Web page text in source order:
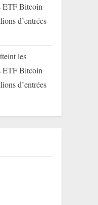
ETF Bitcoin
d’entrées
les
ETF Bitcoin
d’entrées